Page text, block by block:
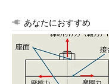
あなたにおすすめ